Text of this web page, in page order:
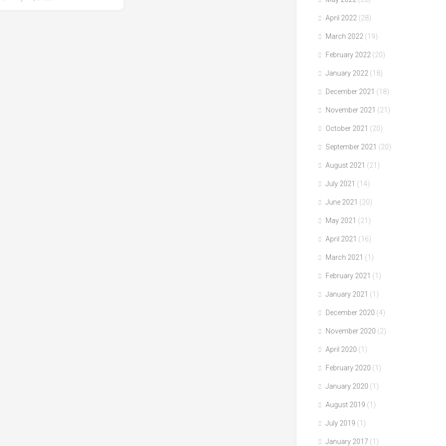
April 2022 (28)
March 2022 (19)
February 2022 (20)
January 2022 (18)
December 2021 (18)
November 2021 (21)
October 2021 (20)
September 2021 (20)
August 2021 (21)
July 2021 (14)
June 2021 (20)
May 2021 (21)
April 2021 (16)
March 2021 (1)
February 2021 (1)
January 2021 (1)
December 2020 (4)
November 2020 (2)
April 2020 (1)
February 2020 (1)
January 2020 (1)
August 2019 (1)
July 2019 (1)
January 2017 (1)